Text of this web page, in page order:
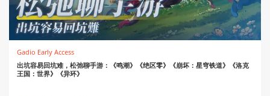
Gadio Early Access
出坑容易回坑难，松弛聊手游：《鸣潮》《绝区零》《崩坏：星穹铁道》《洛克
王国：世界》《异环》